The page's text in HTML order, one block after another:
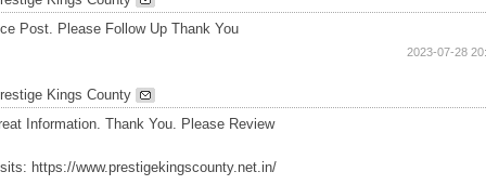
Post. Please Follow Up Thank You
2023-07-28
Kings County
Information. Thank You. Please Review
https://www.prestigekingscounty.net.in/